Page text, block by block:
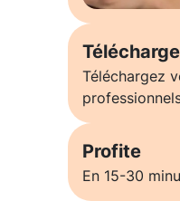
Téléchargez
Profite
En 15-30